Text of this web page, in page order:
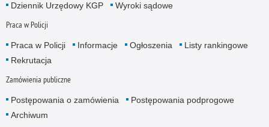
Dziennik Urzędowy KGP Wyroki sądowe
Praca w Policji
Praca w Policji Informacje Ogłoszenia
Listy rankingowe
Rekrutacja
Zamówienia publiczne
Postępowania o zamówienia
Postępowania podprogowe
Archiwum